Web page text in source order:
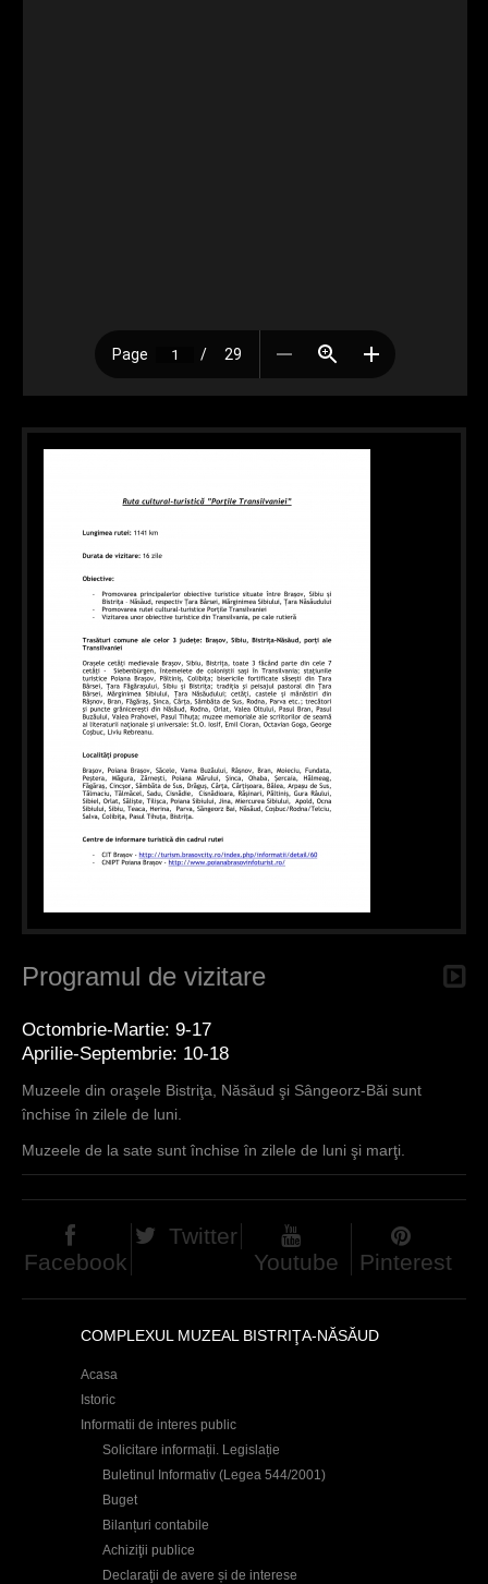
Programul de vizitare
Octombrie-Martie: 9-17
Aprilie-Septembrie: 10-18
Muzeele din oraşele Bistriţa, Năsăud şi Sângeorz-Băi sunt
închise în zilele de luni.
Muzeele de la sate sunt închise în zilele de luni şi marţi.
Facebook
Twitter
Youtube
Pinterest
COMPLEXUL MUZEAL BISTRIŢA-NĂSĂUD
Acasa
Istoric
Informatii de interes public
Solicitare informații. Legislație
Buletinul Informativ (Legea 544/2001)
Buget
Bilanțuri contabile
Achiziţii publice
Declaraţii de avere și de interese